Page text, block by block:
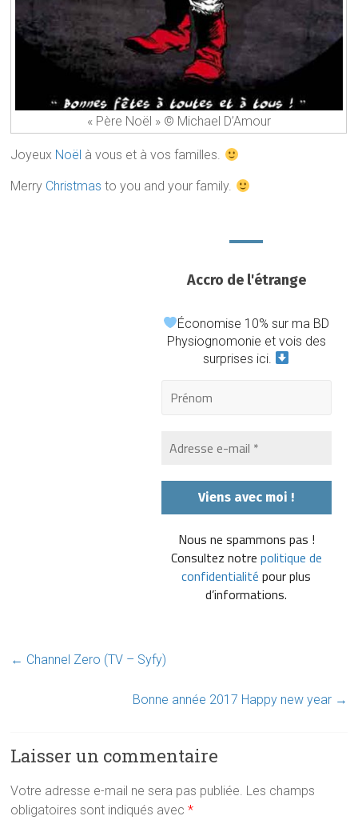
« Père Noël » © Michael D’Amour
Joyeux Noël à vous et à vos familles.
Merry Christmas to you and your family.
Accro de l'étrange
Économise 10% sur ma BD
Physiognomonie et vois des
surprises ici.
Nous ne spammons pas !
Consultez notre politique de
confidentialité pour plus
d’informations.
← Channel Zero (TV – Syfy)
Bonne année 2017 Happy new year →
Laisser un commentaire
Votre adresse e-mail ne sera pas publiée. Les champs
obligatoires sont indiqués avec*